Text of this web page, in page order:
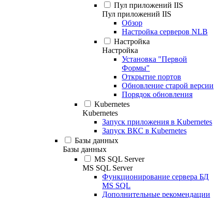
Пул приложений IIS
Пул приложений IIS
Обзор
Настройка серверов NLB
Настройка
Настройка
Установка "Первой
Формы"
Открытие портов
Обновление старой версии
Порядок обновления
Kubernetes
Kubernetes
Запуск приложения в Kubernetes
Запуск ВКС в Kubernetes
Базы данных
Базы данных
MS SQL Server
MS SQL Server
Функционирование сервера БД
MS SQL
Дополнительные рекомендации